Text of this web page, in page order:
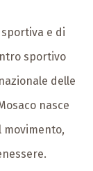
e di
sportivo
delle
nasce
movimento,